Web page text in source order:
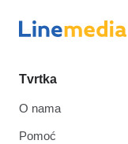
Tvrtka
O nama
Pomoć